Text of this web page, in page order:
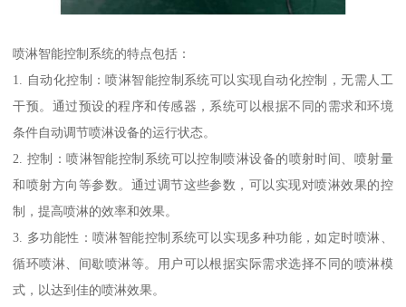
喷淋智能控制系统的特点包括：
1. 自动化控制：喷淋智能控制系统可以实现自动化控制，无需人工
干预。通过预设的程序和传感器，系统可以根据不同的需求和环境
条件自动调节喷淋设备的运行状态。
2. 控制：喷淋智能控制系统可以控制喷淋设备的喷射时间、喷射量
和喷射方向等参数。通过调节这些参数，可以实现对喷淋效果的控
制，提高喷淋的效率和效果。
3. 多功能性：喷淋智能控制系统可以实现多种功能，如定时喷淋、
循环喷淋、间歇喷淋等。用户可以根据实际需求选择不同的喷淋模
式，以达到佳的喷淋效果。